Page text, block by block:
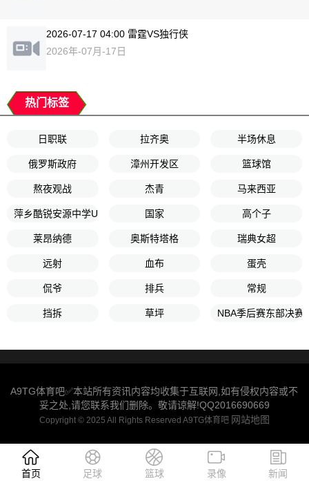
2026-07-17 04:00 雷霆VS独行侠
2026年-07月-17日
热门标签
日职联 拉齐奥 半场休息
俄罗斯政府 漳州开发区 篮球馆
熬夜观战 杰青 马来西亚
萍乡酷锐安源中学U13 国家 高个子
莱昂纳德 奥斯特塔格 瑞典女超
远射 血布 蛋壳
侃爷 排兵 常规
挡拆 草坪 NBA季后赛东部决赛
A9TG体育吧✅本站所有资讯内容均收集于互联网,如有侵权内容或不
妥之处,请您联系我们删除。敬请谅解!QQ2016690669
Copyright © 2025 All Rights Reserved A9TG体育吧 网站地图
首页 足球 篮球 录像 新闻